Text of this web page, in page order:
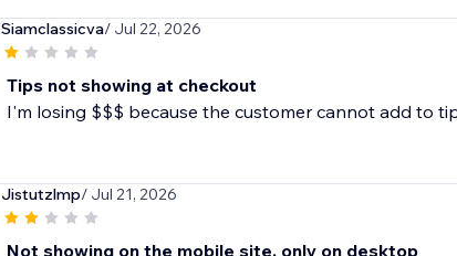
Siamclassicva/ Jul 22, 2026
Tips not showing at checkout
I'm losing $$$ because the customer cannot add to
Jistutzlmp/ Jul 21, 2026
Not showing on the mobile site, only on desktop